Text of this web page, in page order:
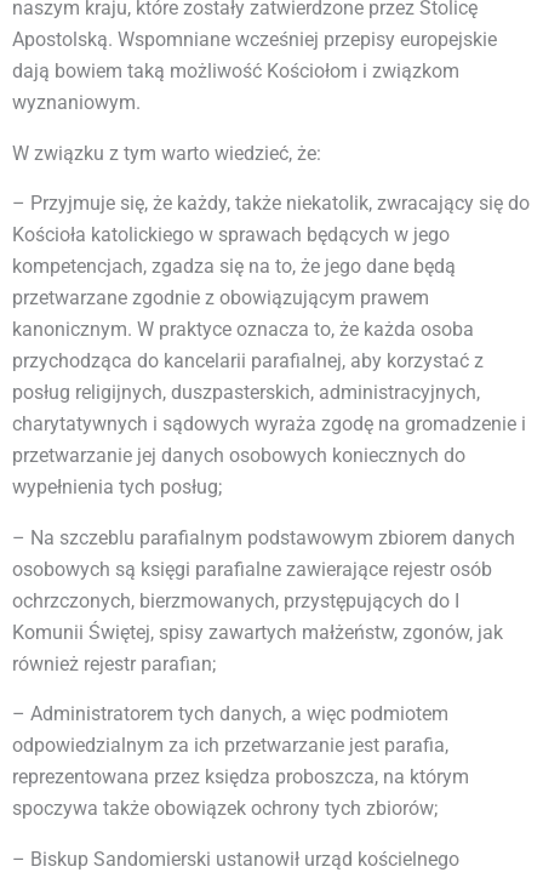
naszym kraju, które zostały zatwierdzone przez Stolicę
Apostolską. Wspomniane wcześniej przepisy europejskie
dają bowiem taką możliwość Kościołom i związkom
wyznaniowym.
W związku z tym warto wiedzieć, że:
– Przyjmuje się, że każdy, także niekatolik, zwracający się do
Kościoła katolickiego w sprawach będących w jego
kompetencjach, zgadza się na to, że jego dane będą
przetwarzane zgodnie z obowiązującym prawem
kanonicznym. W praktyce oznacza to, że każda osoba
przychodząca do kancelarii parafialnej, aby korzystać z
posług religijnych, duszpasterskich, administracyjnych,
charytatywnych i sądowych wyraża zgodę na gromadzenie i
przetwarzanie jej danych osobowych koniecznych do
wypełnienia tych posług;
– Na szczeblu parafialnym podstawowym zbiorem danych
osobowych są księgi parafialne zawierające rejestr osób
ochrzczonych, bierzmowanych, przystępujących do I
Komunii Świętej, spisy zawartych małżeństw, zgonów, jak
również rejestr parafian;
– Administratorem tych danych, a więc podmiotem
odpowiedzialnym za ich przetwarzanie jest parafia,
reprezentowana przez księdza proboszcza, na którym
spoczywa także obowiązek ochrony tych zbiorów;
– Biskup Sandomierski ustanowił urząd kościelnego